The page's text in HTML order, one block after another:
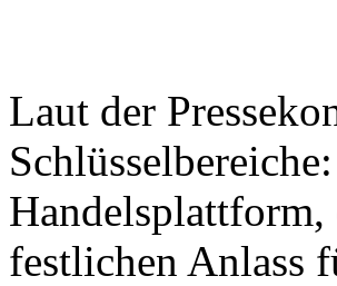
Laut der
Handelsplattform,
festlichen Anlass